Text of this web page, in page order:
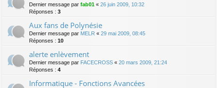
Dernier message par fab01 « 26 juin 2009, 10:32
Réponses : 3
Aux fans de Polynésie
Dernier message par MELR « 29 mai 2009, 08:45
Réponses : 10
alerte enlèvement
Dernier message par FACECROSS « 20 mars 2009, 21:24
Réponses : 4
Informatique - Fonctions Avancées